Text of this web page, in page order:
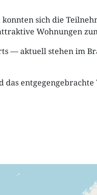
sich die
Wohnungen
— aktuell stehen im
das